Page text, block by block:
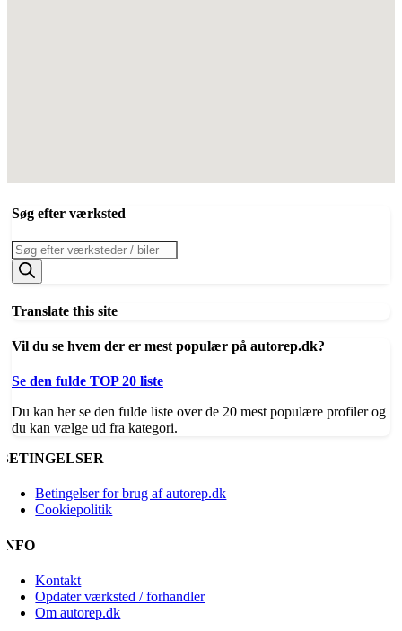
Søg efter værksted
Products
search
Translate this site
Vil du se hvem der er mest populær på autorep.dk?
Se den fulde TOP 20 liste
Du kan her se den fulde liste over de 20 mest populære profiler og
du kan vælge ud fra kategori.
BETINGELSER
Betingelser for brug af autorep.dk
Cookiepolitik
INFO
Kontakt
Opdater værksted / forhandler
Om autorep.dk